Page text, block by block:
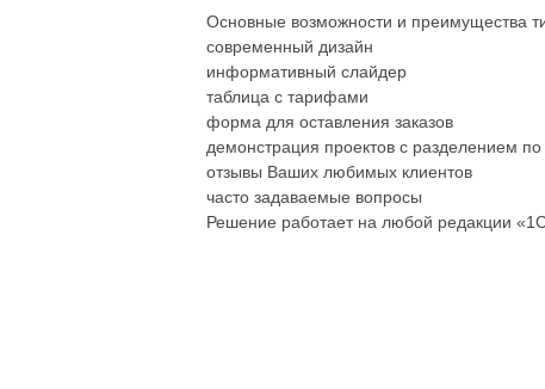
Основные возможности и преимущества
современный дизайн
информативный слайдер
таблица с тарифами
форма для оставления заказов
демонстрация проектов с разделением по
отзывы Ваших любимых клиентов
часто задаваемые вопросы
Решение работает на любой редакции